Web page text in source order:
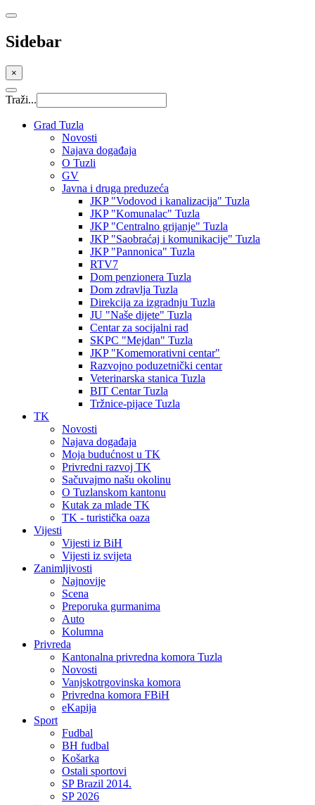
Sidebar
×
Traži...
Grad Tuzla
Novosti
Najava događaja
O Tuzli
GV
Javna i druga preduzeća
JKP "Vodovod i kanalizacija" Tuzla
JKP "Komunalac" Tuzla
JKP "Centralno grijanje" Tuzla
JKP "Saobraćaj i komunikacije" Tuzla
JKP "Pannonica" Tuzla
RTV7
Dom penzionera Tuzla
Dom zdravlja Tuzla
Direkcija za izgradnju Tuzla
JU "Naše dijete" Tuzla
Centar za socijalni rad
SKPC "Mejdan" Tuzla
JKP "Komemorativni centar"
Razvojno poduzetnički centar
Veterinarska stanica Tuzla
BIT Centar Tuzla
Tržnice-pijace Tuzla
TK
Novosti
Najava događaja
Moja budućnost u TK
Privredni razvoj TK
Sačuvajmo našu okolinu
O Tuzlanskom kantonu
Kutak za mlade TK
TK - turistička oaza
Vijesti
Vijesti iz BiH
Vijesti iz svijeta
Zanimljivosti
Najnovije
Scena
Preporuka gurmanima
Auto
Kolumna
Privreda
Kantonalna privredna komora Tuzla
Novosti
Vanjskotrgovinska komora
Privredna komora FBiH
eKapija
Sport
Fudbal
BH fudbal
Košarka
Ostali sportovi
SP Brazil 2014.
SP 2026